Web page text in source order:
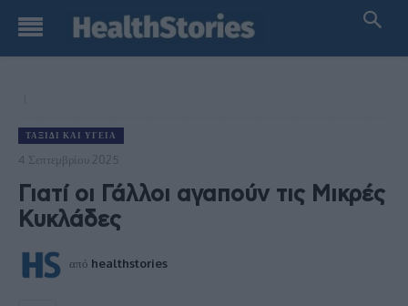
ΤΑΞΊΔΙ ΚΑΙ ΥΓΕΊΑ
4 Σεπτεμβρίου 2025
Γιατί οι Γάλλοι αγαπούν τις Μικρές
Κυκλάδες
από healthstories